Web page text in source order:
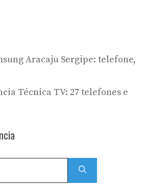
Aracaju Sergipe: telefone,
Técnica TV: 27 telefones e